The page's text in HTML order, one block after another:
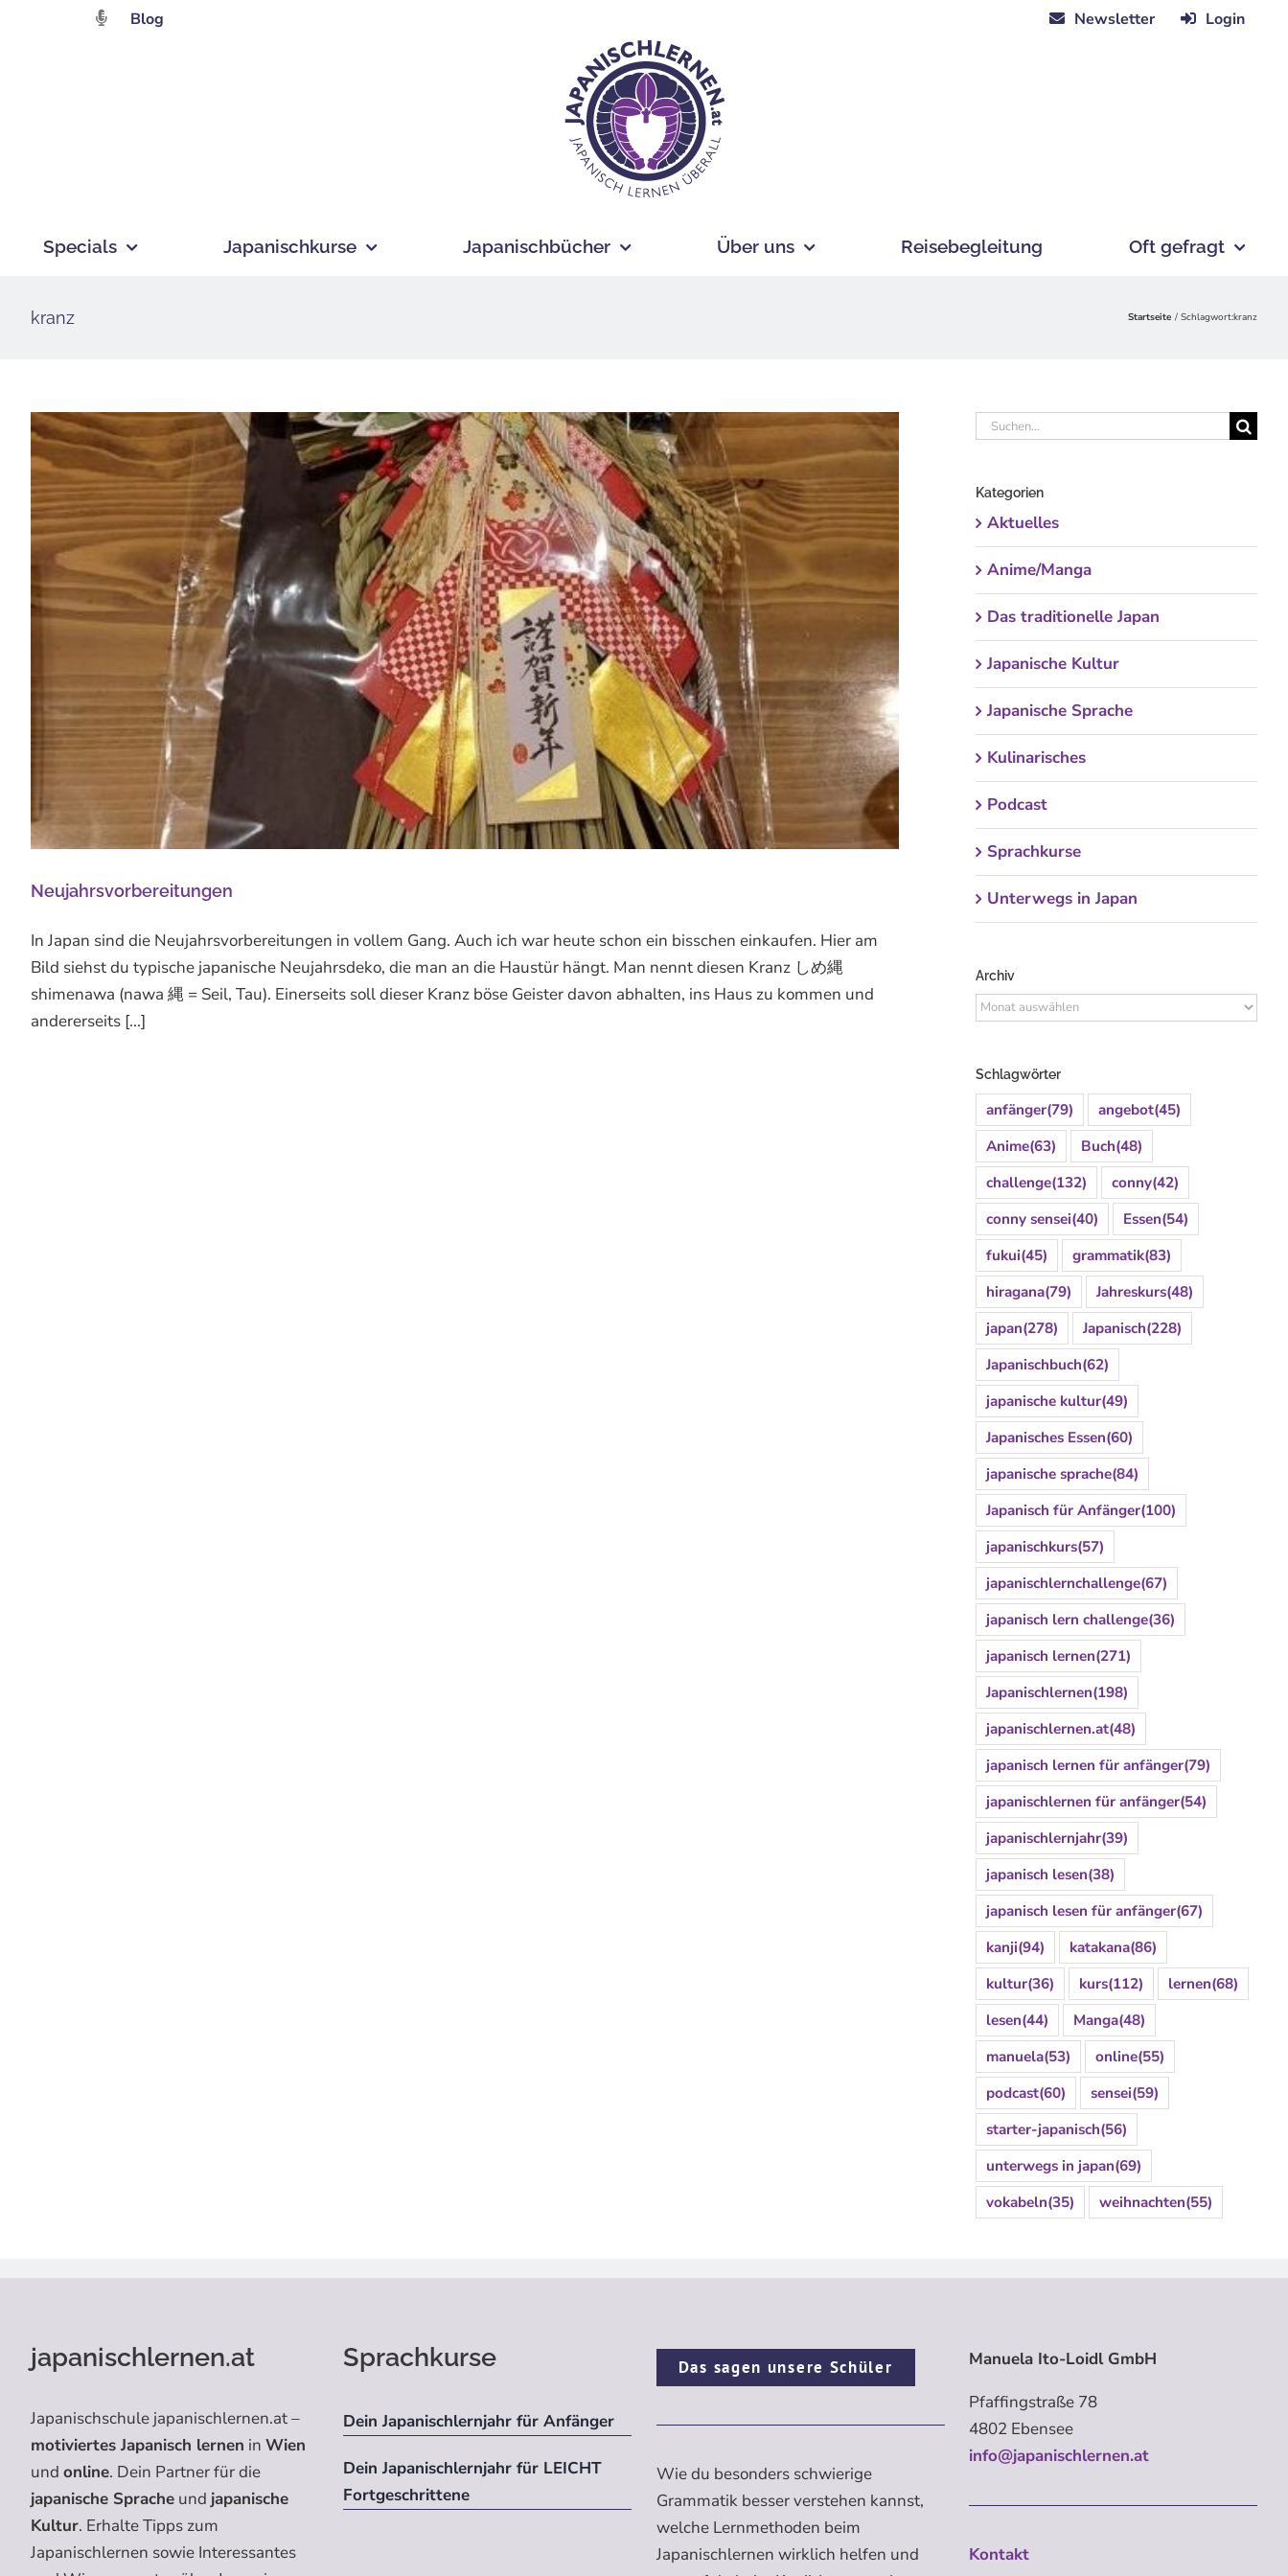
Blog Newsletter Login
Specials Japanischkurse Japanischbücher Über uns Reisebegleitung Oft gefragt
kranz Startseite Schlagwort:kranz
Neujahrsvorbereitungen
In Japan sind die Neujahrsvorbereitungen in vollem Gang. Auch ich war heute schon ein bisschen einkaufen. Hier am
Bild siehst du typische japanische Neujahrsdeko, die man an die Haustür hängt. Man nennt diesen Kranz しめ縄
shimenawa (nawa 縄 = Seil, Tau). Einerseits soll dieser Kranz böse Geister davon abhalten, ins Haus zu kommen und
andererseits [...]
Suche
Kategorien
Aktuelles
Anime/Manga
Das traditionelle Japan
Japanische Kultur
Japanische Sprache
Kulinarisches
Podcast
Sprachkurse
Unterwegs in Japan
Archiv
Archiv
Schlagwörter
anfänger(79) angebot(45)
Anime(63) Buch(48)
challenge(132) conny(42)
conny sensei(40) Essen(54)
fukui(45) grammatik(83)
hiragana(79) Jahreskurs(48)
japan(278) Japanisch(228)
Japanischbuch(62)
japanische kultur(49)
Japanisches Essen(60)
japanische sprache(84)
Japanisch für Anfänger(100)
japanischkurs(57)
japanischlernchallenge(67)
japanisch lern challenge(36)
japanisch lernen(271)
Japanischlernen(198)
japanischlernen.at(48)
japanisch lernen für anfänger(79)
japanischlernen für anfänger(54)
japanischlernjahr(39)
japanisch lesen(38)
japanisch lesen für anfänger(67)
kanji(94) katakana(86)
kultur(36) kurs(112) lernen(68)
lesen(44) Manga(48)
manuela(53) online(55)
podcast(60) sensei(59)
starter-japanisch(56)
unterwegs in japan(69)
vokabeln(35) weihnachten(55)
japanischlernen.at
Japanischschule japanischlernen.at –
motiviertes Japanisch lernen in Wien
und online. Dein Partner für die
japanische Spracheund japanische
Kultur. Erhalte Tipps zum
Japanischlernen sowie Interessantes
Sprachkurse
Dein Japanischlernjahr für Anfänger
Dein Japanischlernjahr für LEICHT
Fortgeschrittene
Das sagen unsere Schüler
Wie du besonders schwierige
Grammatik besser verstehen kannst,
welche Lernmethoden beim
Japanischlernen wirklich helfen und
Manuela Ito-Loidl GmbH
Pfaffingstraße 78
4802 Ebensee
info@japanischlernen.at
Kontakt